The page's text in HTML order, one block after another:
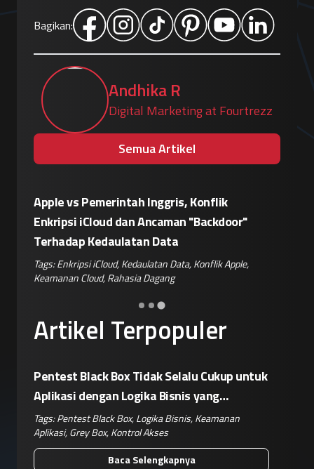
Bagikan:
Andhika R
Digital Marketing at Fourtrezz
Semua Artikel
Artikel Terpopuler
Pentest Black Box Tidak Selalu Cukup untuk
Aplikasi dengan Logika Bisnis yang
Kompleks
Tags:Pentest Black Box,Logika Bisnis,Keamanan
Aplikasi,Grey Box,Kontrol Akses
Baca Selengkapnya
Eskalasi Perang Teknologi, China
Siapkan Retaliasi Terhadap Kebijakan
Pemblokiran Robot dan Inverter oleh AS
Tags:Perang Teknologi,Kebijakan AS,Retaliasi China
Keamanan IoT,Risiko Pasok